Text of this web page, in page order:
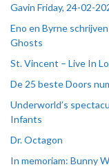
Gavin Friday, 24-02-
Eno en Byrne
Ghosts
St. Vincent – Live In
De 25 beste Doors
Underworld’s
Infants
Dr. Octagon
In memoriam: Bunny